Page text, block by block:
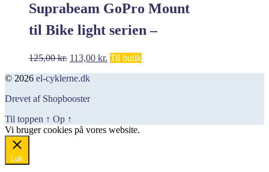
Suprabeam GoPro Mount
til Bike light serien –
Tilbehør til cykellygter
125,00kr. Den
pris
125,00 kr..
113,00 kr. Den
Til butik
© 2026 el-cyklerne.dk
Drevet af Shopbooster
Til toppen ↑ Op ↑
Vi bruger cookies på vores website.
Luk